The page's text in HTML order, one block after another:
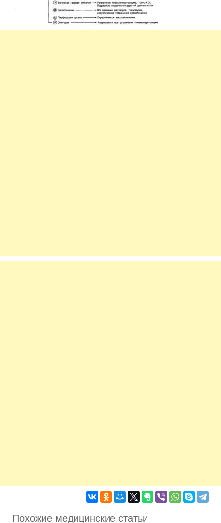
Похожие медицинские статьи